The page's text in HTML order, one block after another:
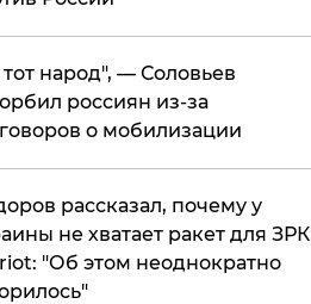
народ", — Соловьев
россиян из-за
о мобилизации
рассказал, почему у
не хватает ракет для ЗРК
"Об этом неоднократно